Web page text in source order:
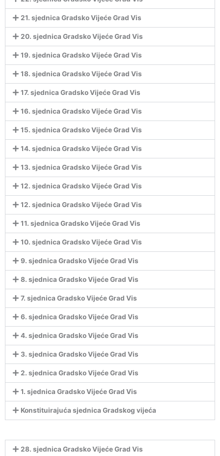
21. sjednica Gradsko Vijeće Grad Vis
20. sjednica Gradsko Vijeće Grad Vis
19. sjednica Gradsko Vijeće Grad Vis
18. sjednica Gradsko Vijeće Grad Vis
17. sjednica Gradsko Vijeće Grad Vis
16. sjednica Gradsko Vijeće Grad Vis
15. sjednica Gradsko Vijeće Grad Vis
14. sjednica Gradsko Vijeće Grad Vis
13. sjednica Gradsko Vijeće Grad Vis
12. sjednica Gradsko Vijeće Grad Vis
12. sjednica Gradsko Vijeće Grad Vis
11. sjednica Gradsko Vijeće Grad Vis
10. sjednica Gradsko Vijeće Grad Vis
9. sjednica Gradsko Vijeće Grad Vis
8. sjednica Gradsko Vijeće Grad Vis
7. sjednica Gradsko Vijeće Grad Vis
6. sjednica Gradsko Vijeće Grad Vis
4. sjednica Gradsko Vijeće Grad Vis
3. sjednica Gradsko Vijeće Grad Vis
2. sjednica Gradsko Vijeće Grad Vis
1. sjednica Gradsko Vijeće Grad Vis
Konstituirajuća sjednica Gradskog vijeća
28. sjednica Gradsko Vijeće Grad Vis